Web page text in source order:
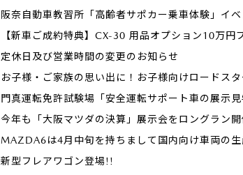
阪奈自動車教習所「高齢者サポカー乗車体験」イ
【新車ご成約特典】CX-30 用品オプション10万円
定休日及び営業時間の変更のお知らせ
お子様・ご家族の思い出に！お子様向けロードスタ
門真運転免許試験場「安全運転サポート車の展示見
今年も「大阪マツダの決算」展示会をロングラン開
MAZDA6は4月中旬を持ちまして国内向け車両の生
新型フレアワゴン登場!!